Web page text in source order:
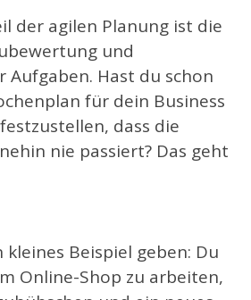
der agilen Planung ist die
und
Aufgaben. Hast du schon
für dein Business
dass die
nie passiert? Das geht
kleines Beispiel geben: Du
Online-Shop zu arbeiten,